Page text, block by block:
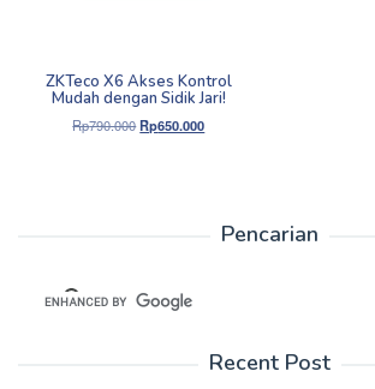
ZKTeco X6 Akses Kontrol
Mudah dengan Sidik Jari!
Rp790.000Harga
Rp650.000Harga
Pencarian
Recent Post